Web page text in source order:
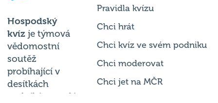
Hospodský
kvíz je týmová
vědomostní
soutěž
probíhající v
desítkách
podniků po celé
Pravidla kvízu
Chci hrát
Chci kvíz ve svém podniku
Chci moderovat
Chci jet na MČR